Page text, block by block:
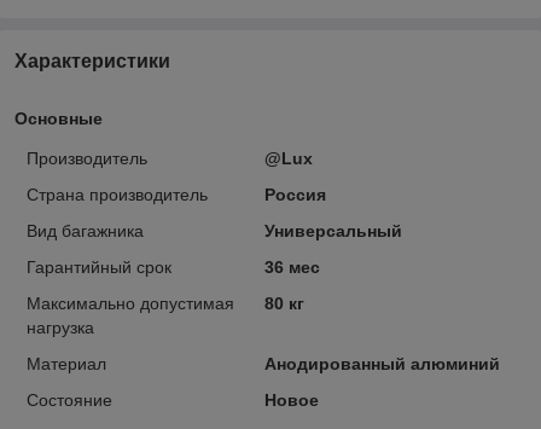
Характеристики
Основные
Производитель
@Lux
Страна производитель
Россия
Вид багажника
Универсальный
Гарантийный срок
36 мес
Максимально допустимая
нагрузка
80 кг
Материал
Анодированный алюминий
Состояние
Новое